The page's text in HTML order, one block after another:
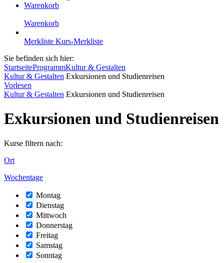
Warenkorb
Warenkorb
Merkliste Kurs-Merkliste
Sie befinden sich hier:
StartseiteProgrammKultur & Gestalten
Kultur & Gestalten Exkursionen und Studienreisen
Vorlesen
Kultur & Gestalten Exkursionen und Studienreisen
Exkursionen und Studienreisen
Kurse filtern nach:
Ort
Wochentage
Montag
Dienstag
Mittwoch
Donnerstag
Freitag
Samstag
Sonntag